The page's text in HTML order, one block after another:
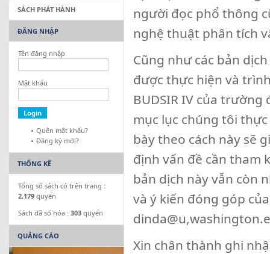
người đọc phổ thông
nghệ thuật phân tích
Cũng như các bản
được thực hiện và
BUDSIR IV của
mục lục chúng tôi
bày theo cách này sẽ
định vấn đề cần tham
bản dịch này vẫn còn
và ý kiến đóng góp
Xin chân thành ghi
SÁCH PHÁT HÀNH
ĐĂNG NHẬP
Tên đăng nhập
Mật khẩu
Quên mật khẩu?
Đăng ký mới?
THỐNG KÊ
Tổng số sách có trên trang :
2,179 quyển
Sách đã số hóa : 303 quyển
QUẢNG CÁO